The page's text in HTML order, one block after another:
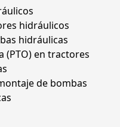
hidráulicos
hidráulicas
(PTO) en tractores
de bombas